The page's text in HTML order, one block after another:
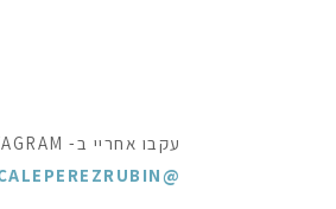
עקבו אחריי ב- INSTAGRAM
@PASCALEPEREZRUBIN